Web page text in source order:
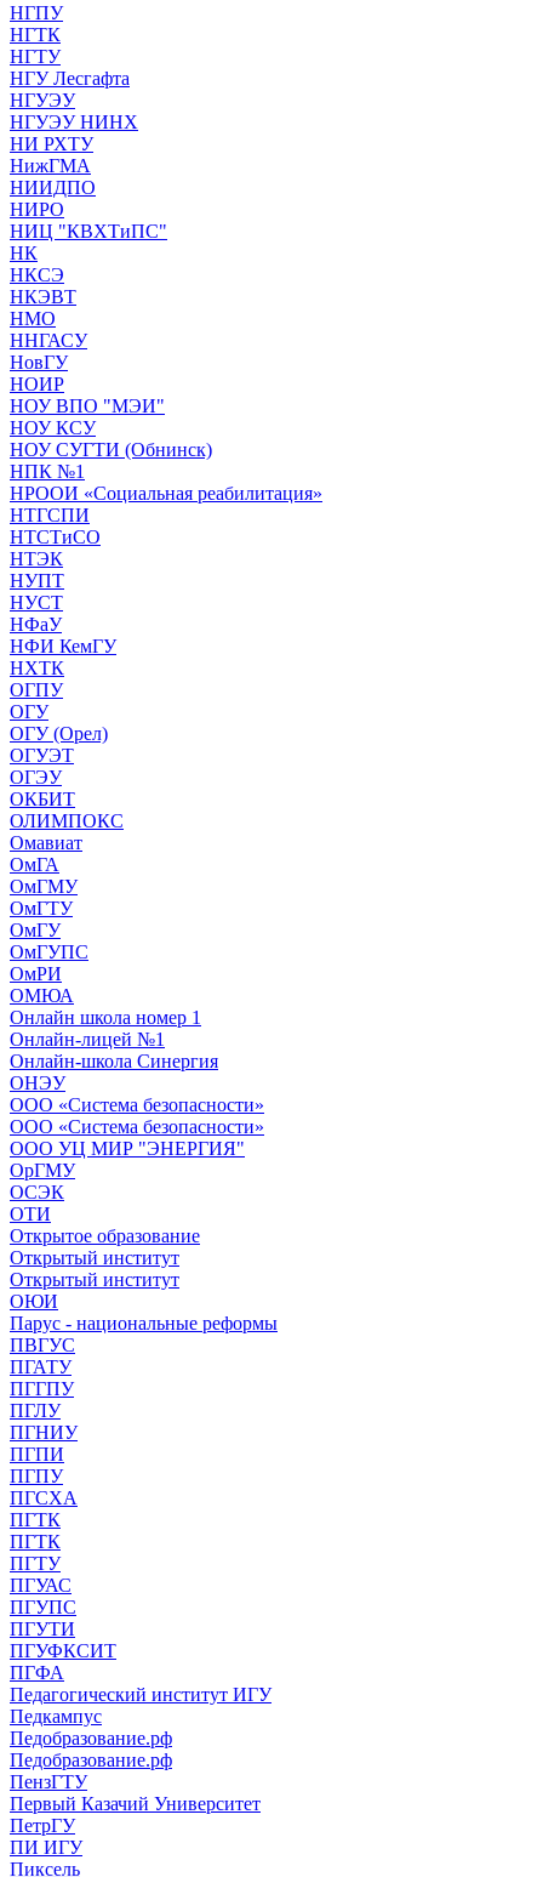
НГПУ
НГТК
НГТУ
НГУ Лесгафта
НГУЭУ
НГУЭУ НИНХ
НИ РХТУ
НижГМА
НИИДПО
НИРО
НИЦ "КВХТиПС"
НК
НКСЭ
НКЭВТ
НМО
ННГАСУ
НовГУ
НОИР
НОУ ВПО "МЭИ"
НОУ КСУ
НОУ СУГТИ (Обнинск)
НПК №1
НРООИ «Социальная реабилитация»
НТГСПИ
НТСТиСО
НТЭК
НУПТ
НУСТ
НФаУ
НФИ КемГУ
НХТК
ОГПУ
ОГУ
ОГУ (Орел)
ОГУЭТ
ОГЭУ
ОКБИТ
ОЛИМПОКС
Омавиат
ОмГА
ОмГМУ
ОмГТУ
ОмГУ
ОмГУПС
ОмРИ
ОМЮА
Онлайн школа номер 1
Онлайн-лицей №1
Онлайн-школа Синергия
ОНЭУ
ООО «Система безопасности»
ООО «Система безопасности»
ООО УЦ МИР "ЭНЕРГИЯ"
ОрГМУ
ОСЭК
ОТИ
Открытое образование
Открытый институт
Открытый институт
ОЮИ
Парус - национальные реформы
ПВГУС
ПГАТУ
ПГГПУ
ПГЛУ
ПГНИУ
ПГПИ
ПГПУ
ПГСХА
ПГТК
ПГТК
ПГТУ
ПГУАС
ПГУПС
ПГУТИ
ПГУФКСИТ
ПГФА
Педагогический институт ИГУ
Педкампус
Педобразование.рф
Педобразование.рф
ПензГТУ
Первый Казачий Университет
ПетрГУ
ПИ ИГУ
Пиксель